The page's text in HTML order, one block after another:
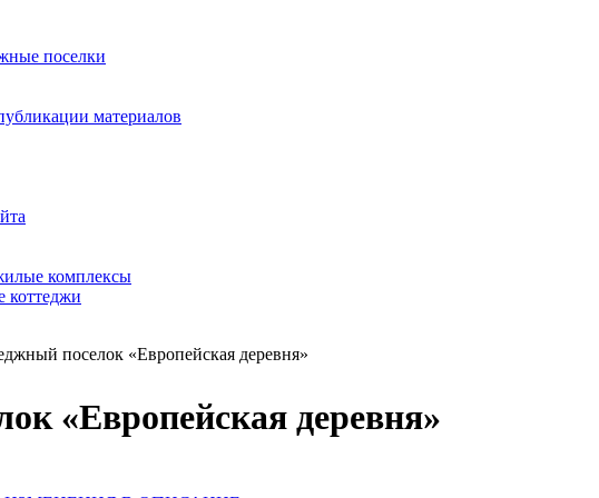
поселки
материалов
комплексы
коттеджи
поселок «Европейская деревня»
«Европейская деревня»